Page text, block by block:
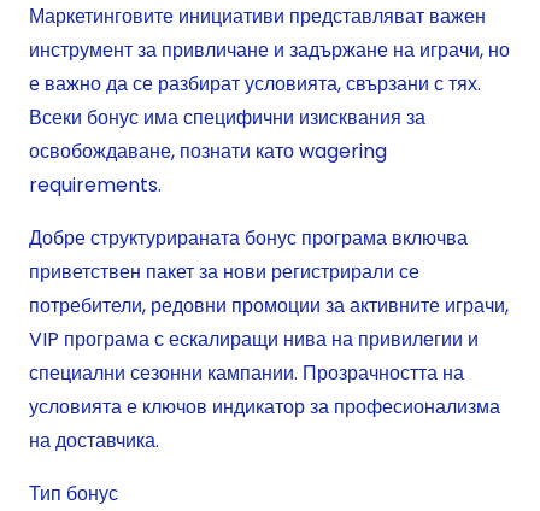
Маркетинговите инициативи представляват важен
инструмент за привличане и задържане на играчи, но
е важно да се разбират условията, свързани с тях.
Всеки бонус има специфични изисквания за
освобождаване, познати като wagering
requirements.
Добре структурираната бонус програма включва
приветствен пакет за нови регистрирали се
потребители, редовни промоции за активните играчи,
VIP програма с ескалиращи нива на привилегии и
специални сезонни кампании. Прозрачността на
условията е ключов индикатор за професионализма
на доставчика.
Тип бонус